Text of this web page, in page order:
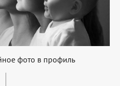
фото в профиль